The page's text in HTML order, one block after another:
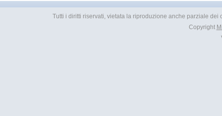
Tutti i diritti riservati, vietata la riproduzione anche parziale
Copyright